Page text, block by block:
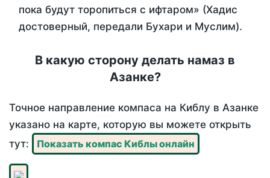
пока будут торопиться с ифтаром» (Хадис
достоверный, передали Бухари и Муслим).
В какую сторону делать намаз в
Азанке?
Точное направление компаса на Киблу в Азанке
указано на карте, которую вы можете открыть
тут:
Показать компас Киблы онлайн